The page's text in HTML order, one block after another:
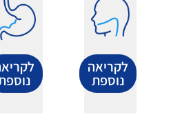
לקריאה
נוספת